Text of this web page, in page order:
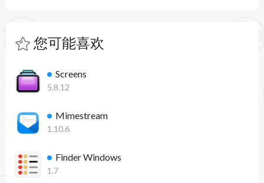
WidgetWall 3.10 更新内容：
widget，以及许多改进。继续阅读吧！
高级自定义
- 为小部件背景应用颜色、渐变和照片。
- 为文本和前景元素设置主要 (Primary) 和次要
您可能喜欢
Screens
5.8.12
Mimestream
1.10.6
Finder Windows
1.7